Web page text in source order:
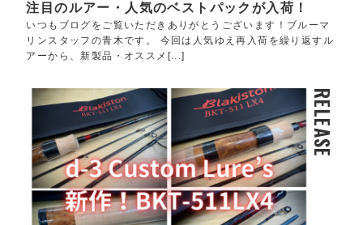
注目のルアー・人気のベストパックが入荷！
いつもブログをご覧いただきありがとうございます！ブルーマ
リンスタッフの青木です。 今回は人気ゆえ再入荷を繰り返すル
アーから、新製品・オススメ[...]
RELEASE